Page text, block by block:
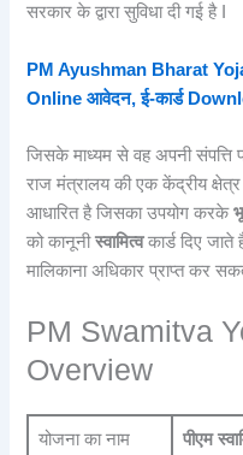
सरकार के द्वारा सुविधा दी गई है I
PM Ayushman Bharat
Online आवेदन, ई-कार्ड
जिसके माध्यम से वह अपनी
राज मंत्रालय की एक केंद्रीय
आधारित है जिसका उपयोग करके
को कानूनीस्वामित्वकार्ड दिए
मालिकाना अधिकार प्राप्त कर
PM Swamitva
Overview
योजना का नाम पीएम